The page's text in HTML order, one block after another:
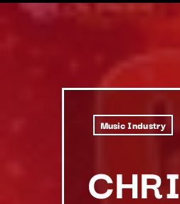
Music Industry